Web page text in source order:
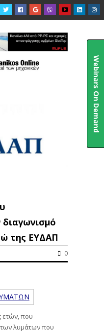

της ΕΥΔΑΠ
0
ετών, που
των λυμάτων που
Webinars On Demand